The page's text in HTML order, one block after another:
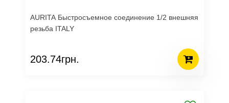
AURITA Быстросъемное соединение 1/2 внешняя
резьба ITALY
203.74грн.